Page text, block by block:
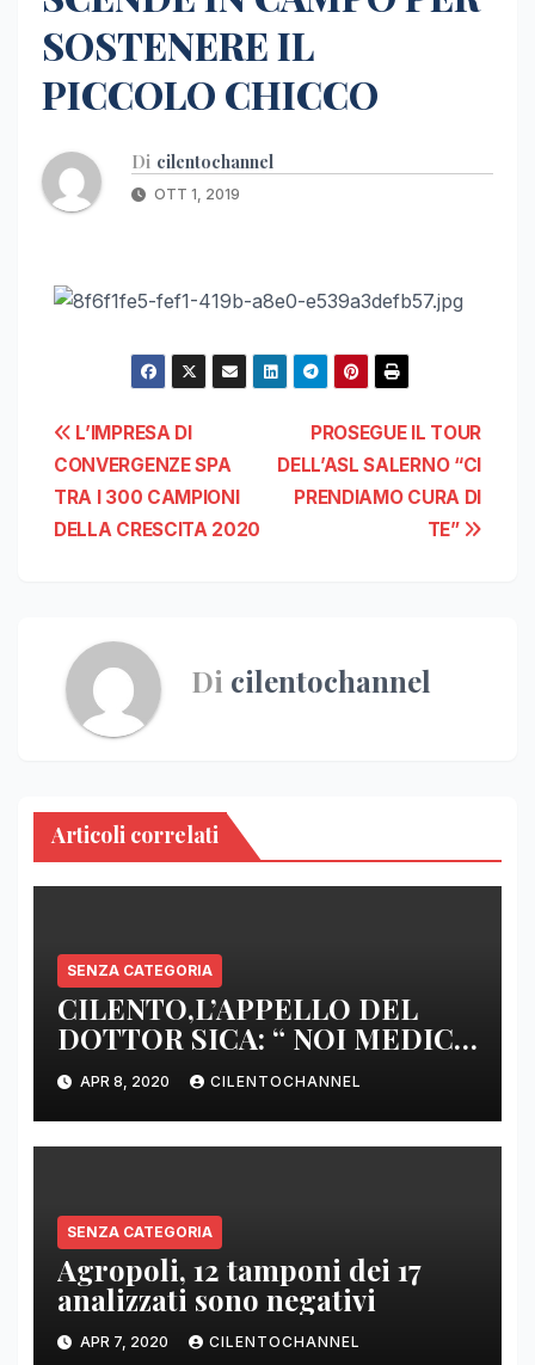
SOSTENERE IL
PICCOLO CHICCO
Di cilentochannel
OTT 1, 2019
Navigazione
articoli
PROSEGUE IL TOUR
DELL’ASL SALERNO “CI
PRENDIAMO CURA DI
TE”
L’IMPRESA DI
CONVERGENZE SPA
TRA I 300 CAMPIONI
DELLA CRESCITA 2020
Di cilentochannel
Articoli correlati
SENZA CATEGORIA
CILENTO,L’APPELLO DEL
DOTTOR SICA: “ NOI MEDICI
DI BASE SIAMO SENZA ARMI
E SENZA PRESIDI”
APR 8, 2020 CILENTOCHANNEL
SENZA CATEGORIA
Agropoli, 12 tamponi dei 17
analizzati sono negativi
APR 7, 2020 CILENTOCHANNEL